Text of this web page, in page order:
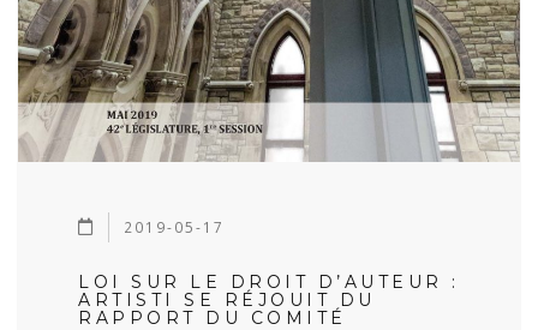
2019-05-17
LOI SUR LE DROIT D’AUTEUR :
ARTISTI SE RÉJOUIT DU
RAPPORT DU COMITÉ